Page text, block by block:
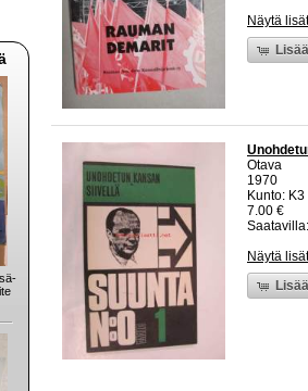
Näytä
Otava
1970
Kunto:
7.00 €
Näytä